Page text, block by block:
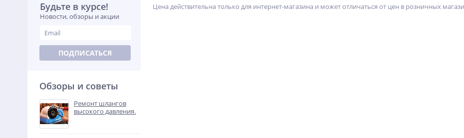
Будьте в курсе!
Новости, обзоры и акции
ПОДПИСАТЬСЯ
Обзоры и советы
Ремонт шлангов
высокого давления.
Цена действительна только для интернет-магазина и может отличаться от цен в розничных